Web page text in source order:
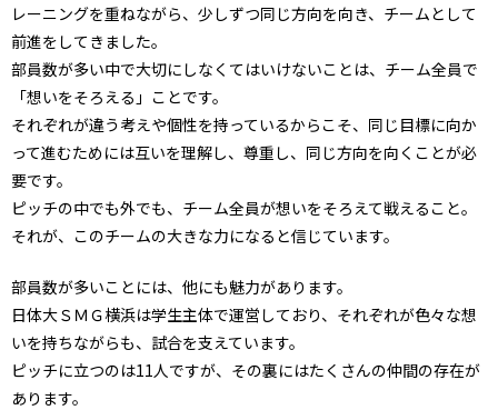
レーニングを重ねながら、少しずつ同じ方向を向き、チームとして
前進をしてきました。
部員数が多い中で大切にしなくてはいけないことは、チーム全員で
「想いをそろえる」ことです。
それぞれが違う考えや個性を持っているからこそ、同じ目標に向か
って進むためには互いを理解し、尊重し、同じ方向を向くことが必
要です。
ピッチの中でも外でも、チーム全員が想いをそろえて戦えること。
それが、このチームの大きな力になると信じています。
部員数が多いことには、他にも魅力があります。
日体大ＳＭＧ横浜は学生主体で運営しており、それぞれが色々な想
いを持ちながらも、試合を支えています。
ピッチに立つのは11人ですが、その裏にはたくさんの仲間の存在が
あります。